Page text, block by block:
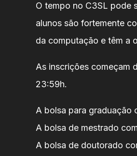
O tempo no C3SL pode
alunos são fortemente
da computação e têm a
As inscrições começam
23:59h.
A bolsa para graduação
A bolsa de mestrado
A bolsa de doutorado